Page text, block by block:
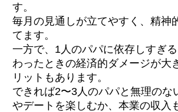
す。
毎月の見通しが立てやすく、精神
てます。
一方で、1人のパパに依存しすぎ
わったときの経済的ダメージが大
リットもあります。
できれば2〜3人のパパと無理のな
やデートを楽しむか、本業の収入